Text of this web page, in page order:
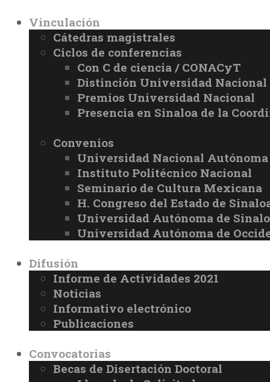
Vinculación
Cátedras magistrales
Ciclos de conferencias
Con C de ciencia / CONACyT
Distinción Universidad Nacional
Premios Universidad Nacional
Presencia en Sinaloa de la
Convenios
Universidad Nacional
Instituto Politécnico Nacional
Seminario de Cultura Mexicana
H. Congreso del Estado de
Universidad Autónoma de
Universidad Autónoma de
Difusión
Informe de Actividades 2021
Noticias
Informativo electrónico
Publicaciones
Convocatorias
Becas de Disertación Doctoral